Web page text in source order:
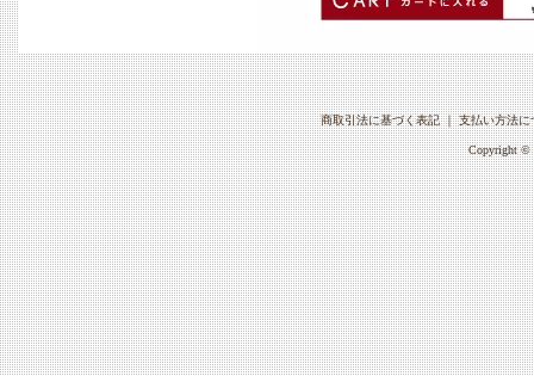
商取引法に基づく表記｜支払い方法に
Copyright ©